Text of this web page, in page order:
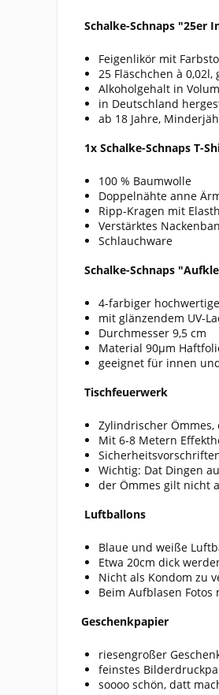
Schalke-Schnaps "25er
Feigenlikör mit
25 Fläschchen à 0,02l,
Alkoholgehalt in
in Deutschland
ab 18 Jahre,
1x Schalke-Schnaps T-
100 % Baumwolle
Doppelnähte anne
Ripp-Kragen mit
Verstärktes
Schlauchware
Schalke-Schnaps
4-farbiger
mit glänzendem UV-
Durchmesser 9,5 cm
Material 90µm
geeignet für innen
Tischfeuerwerk
Zylindrischer Ömmes,
Mit 6-8 Metern
Wichtig: Dat Dingen
der Ömmes gilt nicht
Luftballons
Blaue und weiße
Etwa 20cm dick
Nicht als Kondom zu
Beim Aufblasen
Geschenkpapier
riesengroßer
feinstes
soooo schön, datt